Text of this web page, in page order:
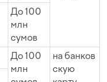
До 100
млн
сумов
До 100
млн
на банков
скую